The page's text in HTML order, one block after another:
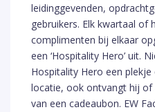
leidinggevenden,
gebruikers. Elk kwartaal of
complimenten bij elkaar
een ‘Hospitality Hero’ uit.
Hospitality Hero een
locatie, ook ontvangt hij
van een cadeaubon. EW